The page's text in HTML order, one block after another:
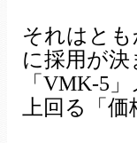
それはと
に採用が
「VMK-5
上回る「